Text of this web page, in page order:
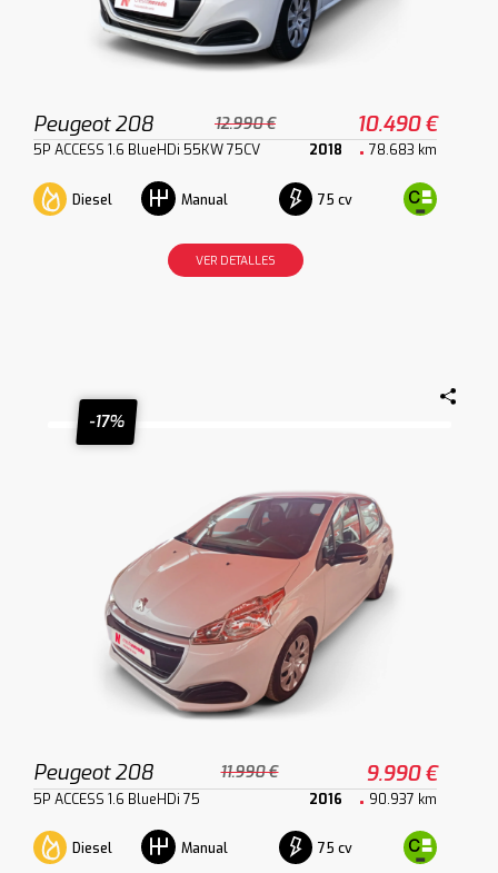
Peugeot 208 12.990 € 10.490 €
5P ACCESS 1.6 BlueHDi 55KW 75CV 2018 78.683 km
Diesel Manual 75 cv
VER DETALLES
-17%
Peugeot 208 11.990 € 9.990 €
5P ACCESS 1.6 BlueHDi 75 2016 90.937 km
Diesel Manual 75 cv